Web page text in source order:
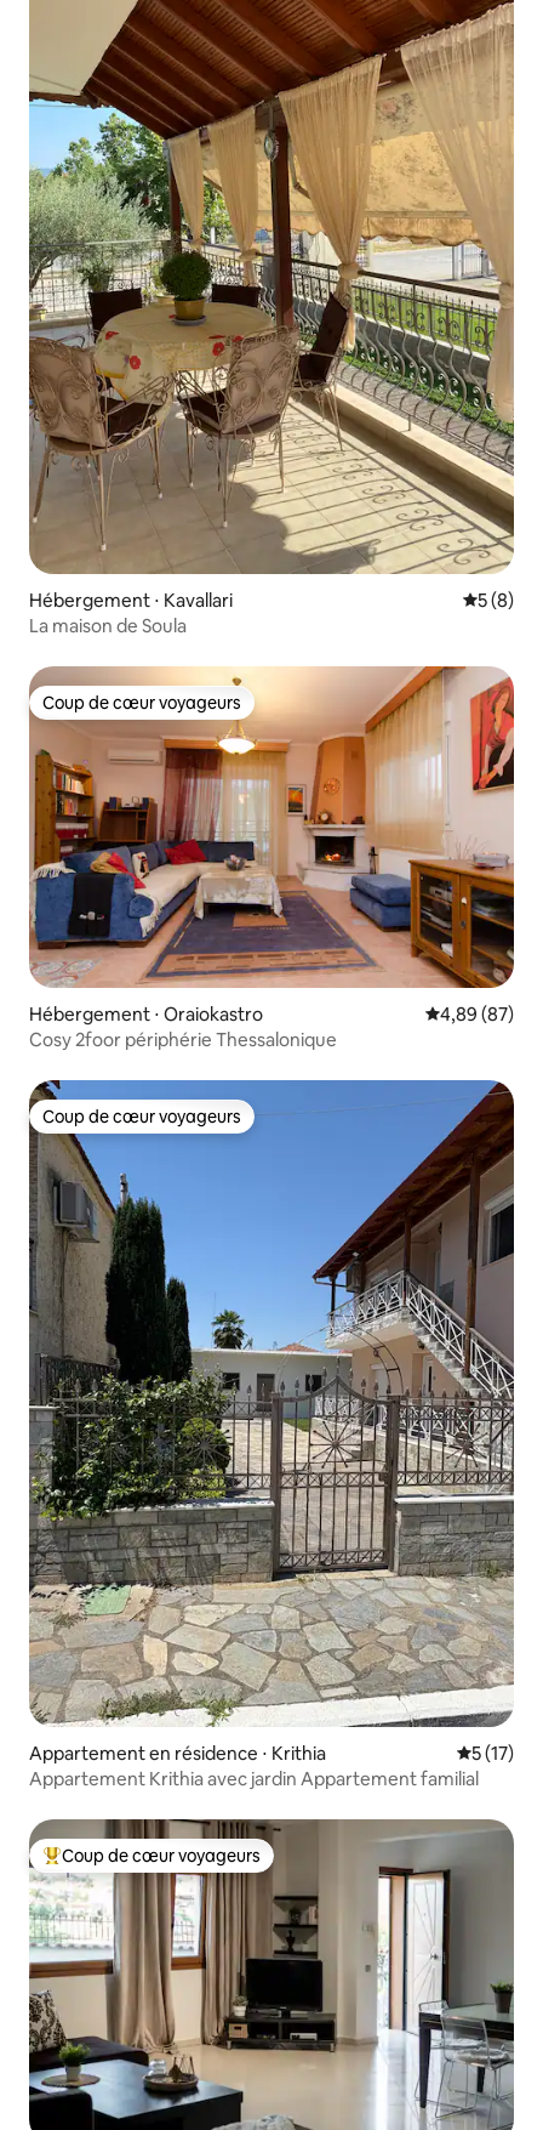
Hébergement ⋅ Kavallari
5 (8)
La maison de Soula
Coup de cœur voyageurs
Coup de cœur voyageurs
Hébergement ⋅ Oraiokastro Évaluation
4,89 (87)
Cosy 2foor périphérie Thessalonique
Coup de cœur voyageurs
Coup de cœur voyageurs
Appartement en résidence ⋅ Krithia
5 (17)
Appartement Krithia avec jardin Appartement familial
Coups de cœur voyageurs les plus appréciés
Coup de cœur voyageurs